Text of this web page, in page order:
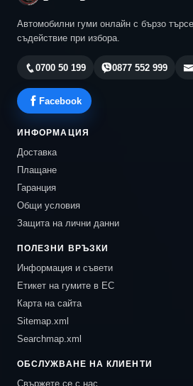
Автомобилни гуми онлайн с бързо
съдействие при избора.
0700 50 199 0877 552 999
Facebook
ИНФОРМАЦИЯ
Доставка
Плащане
Гаранция
Общи условия
Защита на лични данни
ПОЛЕЗНИ ВРЪЗКИ
Информация и съвети
Етикет на гумите в ЕС
Карта на сайта
Sitemap.xml
Searchmap.xml
ОБСЛУЖВАНЕ НА КЛИЕНТИ
Свържете се с нас